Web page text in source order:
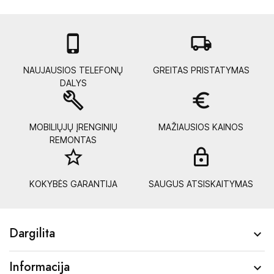

NAUJAUSIOS TELEFONŲ
DALYS
local_shipping
GREITAS PRISTATYMAS
build
MOBILIŲJŲ ĮRENGINIŲ
REMONTAS
euro_symbol
MAŽIAUSIOS KAINOS
star_border
KOKYBĖS GARANTIJA SAUGUS ATSISKAITYMAS
Dargilita 
Informacija 